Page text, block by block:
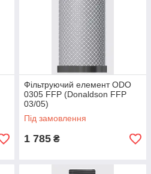
Фільтруючий елемент ODO
0305 FFP (Donaldson FFP
03/05)
Під замовлення
1 785 ₴